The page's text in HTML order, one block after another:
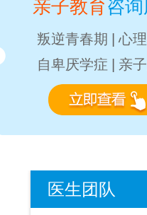
亲子教育咨
叛逆青春期
心
自卑厌学症
亲
医生团队